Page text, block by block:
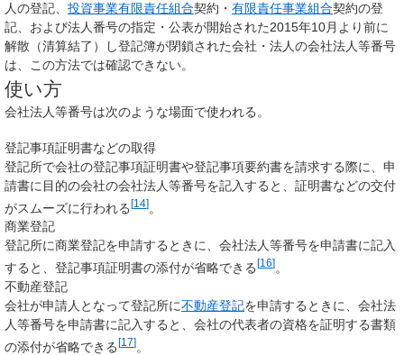
人の登記、 投資事業有限責任組合契約・ 有限責任事業組合契約の登
記、および法人番号の指定・公表が開始された2015年10月より前に
解散（清算結了）し登記簿が閉鎖された会社・法人の会社法人等番号
は、この方法では確認できない。
使い方
会社法人等番号は次のような場面で使われる。
登記事項証明書などの取得
登記所で会社の登記事項証明書や登記事項要約書を請求する際に、申
請書に目的の会社の会社法人等番号を記入すると、証明書などの交付
がスムーズに行われる[14]。
商業登記
登記所に商業登記を申請するときに、会社法人等番号を申請書に記入
すると、登記事項証明書の添付が省略できる [16] 。
不動産登記
会社が申請人となって登記所に不動産登記を申請するときに、会社法
人等番号を申請書に記入すると、会社の代表者の資格を証明する書類
の添付が省略できる[17]。